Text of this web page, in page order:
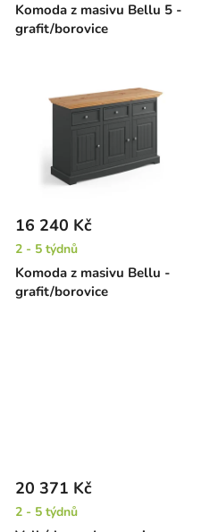
Komoda z masivu Bellu 5 -
grafit/borovice
Komoda z masivu Bellu -
grafit/borovice
16 240 Kč
2 - 5 týdnů
20 371 Kč
2 - 5 týdnů